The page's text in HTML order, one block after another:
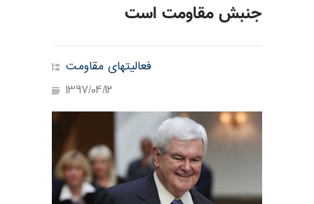
جنبش مقاومت است
فعالیتهای مقاومت
1397/04/12